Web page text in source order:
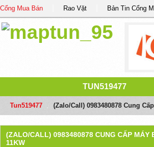
Cổng Mua Bán Rao Vặt Bản Tin Cổng
TUN519477
Tun519477 (Zalo/call) 0983480878 Cung
(ZALO/CALL) 0983480878 CUNG CẤP MÁY
11KW